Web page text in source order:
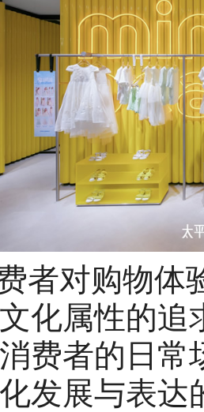
者对购物体
化属性的追
费者的日常
发展与表达